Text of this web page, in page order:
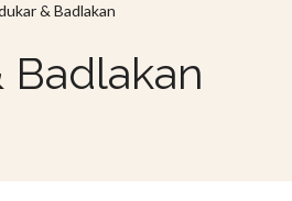
& Badlakan
Badlakan